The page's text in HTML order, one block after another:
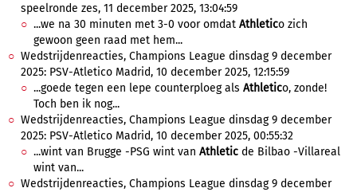
speelronde zes, 11 december 2025, 13:04:59
...we na 30 minuten met 3-0 voor omdat Athletico zich
gewoon geen raad met hem...
Wedstrijdenreacties, Champions League dinsdag 9 december
2025: PSV-Atletico Madrid, 10 december 2025, 12:15:59
...goede tegen een lepe counterploeg als Athletico, zonde!
Toch ben ik nog...
Wedstrijdenreacties, Champions League dinsdag 9 december
2025: PSV-Atletico Madrid, 10 december 2025, 00:55:32
...wint van Brugge -PSG wint van Athletic de Bilbao -Villareal
wint van...
Wedstrijdenreacties, Champions League dinsdag 9 december